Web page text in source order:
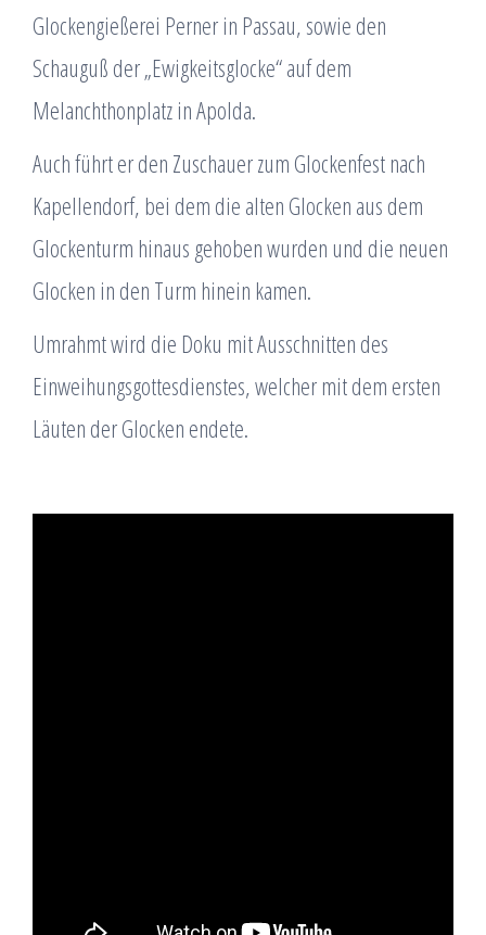
Glockengießerei Perner in Passau, sowie den
Schauguß der „Ewigkeitsglocke“ auf dem
Melanchthonplatz in Apolda.
Auch führt er den Zuschauer zum Glockenfest nach
Kapellendorf, bei dem die alten Glocken aus dem
Glockenturm hinaus gehoben wurden und die neuen
Glocken in den Turm hinein kamen.
Umrahmt wird die Doku mit Ausschnitten des
Einweihungsgottesdienstes, welcher mit dem ersten
Läuten der Glocken endete.